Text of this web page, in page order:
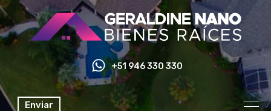
+51 946 330 330
Enviar